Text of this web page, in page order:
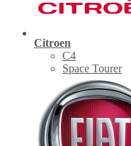
Citroen
C4
Space Tourer